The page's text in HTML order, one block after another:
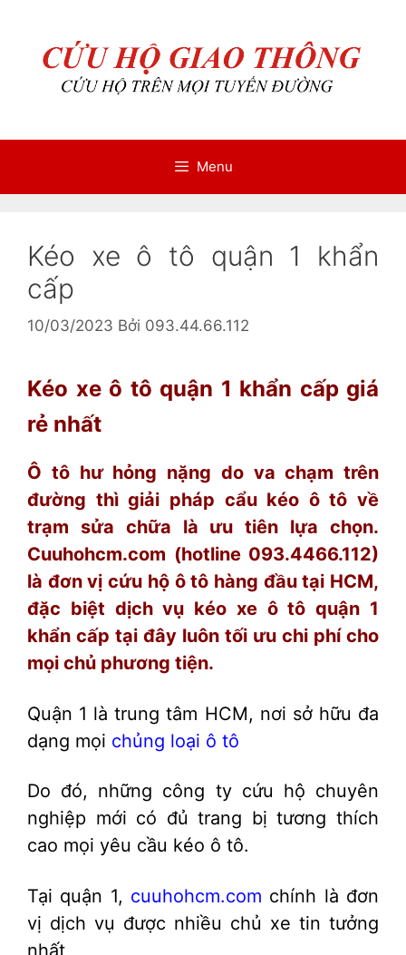
Menu
Kéo xe ô tô quận 1 khẩn
cấp
10/03/2023 Bởi 093.44.66.112
Kéo xe ô tô quận 1 khẩn cấp giá
rẻ nhất
Ô tô hư hỏng nặng do va chạm trên
đường thì giải pháp cẩu kéo ô tô về
trạm sửa chữa là ưu tiên lựa chọn.
Cuuhohcm.com (hotline 093.4466.112)
là đơn vị cứu hộ ô tô hàng đầu tại HCM,
đặc biệt dịch vụ kéo xe ô tô quận 1
khẩn cấp tại đây luôn tối ưu chi phí cho
mọi chủ phương tiện.
Quận 1 là trung tâm HCM, nơi sở hữu đa
dạng mọi chủng loại ô tô
Do đó, những công ty cứu hộ chuyên
nghiệp mới có đủ trang bị tương thích
cao mọi yêu cầu kéo ô tô.
Tại quận 1, cuuhohcm.com chính là đơn
vị dịch vụ được nhiều chủ xe tin tưởng
nhất